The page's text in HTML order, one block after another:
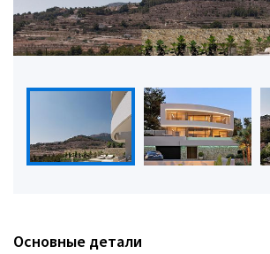
Основные детали